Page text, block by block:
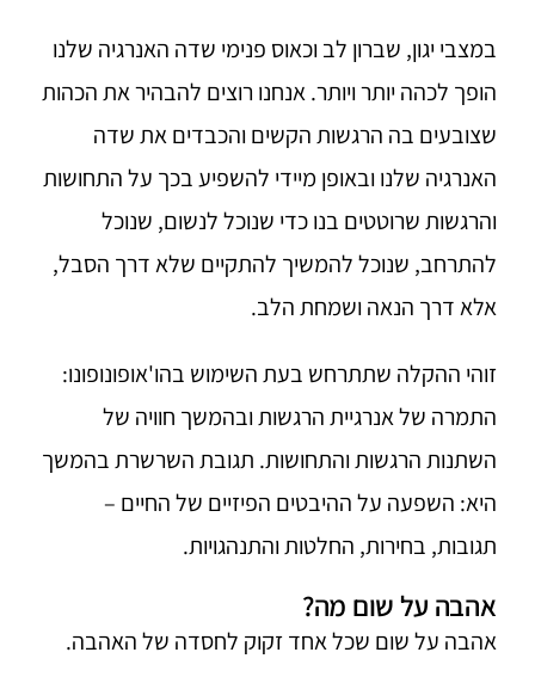
במצבי יגון, שברון לב וכאוס פנימי שדה האנרגיה שלנו
הופך לכהה יותר ויותר. אנחנו רוצים להבהיר את הכהות
שצובעים בה הרגשות הקשים והכבדים את שדה
האנרגיה שלנו ובאופן מיידי להשפיע בכך על התחושות
והרגשות שרוטטים בנו כדי שנוכל לנשום, שנוכל
להתרחב, שנוכל להמשיך להתקיים שלא דרך הסבל,
אלא דרך הנאה ושמחת הלב.
זוהי ההקלה שתתרחש בעת השימוש בהו'אופונופונו:
התמרה של אנרגיית הרגשות ובהמשך חוויה של
השתנות הרגשות והתחושות. תגובת השרשרת בהמשך
היא: השפעה על ההיבטים הפיזיים של החיים –
תגובות, בחירות, החלטות והתנהגויות.
אהבה על שום מה?
אהבה על שום שכל אחד זקוק לחסדה של האהבה.